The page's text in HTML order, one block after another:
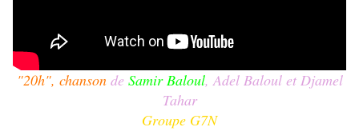
"20h", chansonde Samir Baloul, Adel Baloul et Djamel
Tahar
Groupe G7N